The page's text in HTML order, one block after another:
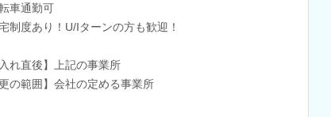
車通勤可
制度あり！U/Iターンの方も歓迎！
れ直後】上記の事業所
の範囲】会社の定める事業所